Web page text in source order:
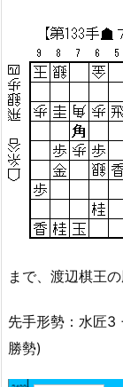
まで、渡辺棋王の
先手形勢：水匠
勝勢)